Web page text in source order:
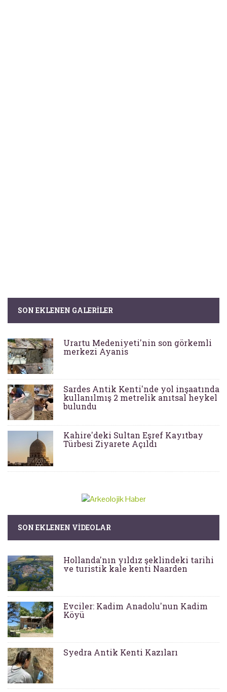
SON EKLENEN GALERILER
Urartu Medeniyeti'nin son görkemli
merkezi Ayanis
Sardes Antik Kenti'nde yol inşaatında
kullanılmış 2 metrelik anıtsal heykel
bulundu
Kahire'deki Sultan Eşref Kayıtbay
Türbesi Ziyarete Açıldı
SON EKLENEN VIDEOLAR
Hollanda'nın yıldız şeklindeki tarihi
ve turistik kale kenti Naarden
Evciler: Kadim Anadolu'nun Kadim
Köyü
Syedra Antik Kenti Kazıları